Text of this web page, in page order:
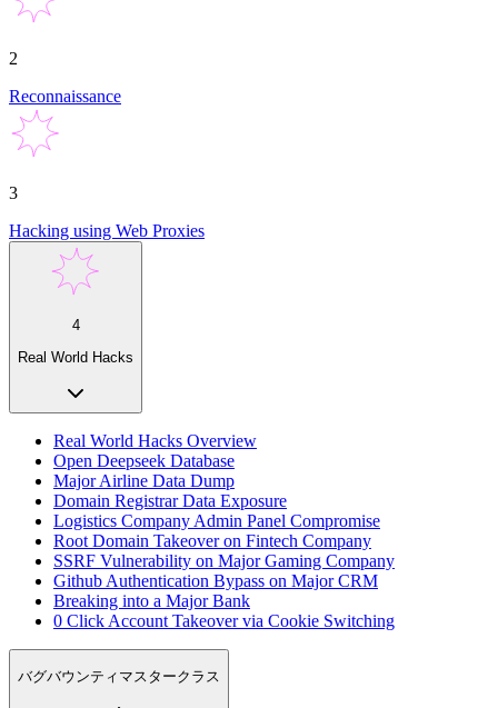
2
Reconnaissance
3
Hacking using Web Proxies
4
Real World Hacks
Real World Hacks Overview
Open Deepseek Database
Major Airline Data Dump
Domain Registrar Data Exposure
Logistics Company Admin Panel Compromise
Root Domain Takeover on Fintech Company
SSRF Vulnerability on Major Gaming Company
Github Authentication Bypass on Major CRM
Breaking into a Major Bank
0 Click Account Takeover via Cookie Switching
バグバウンティマスタークラス